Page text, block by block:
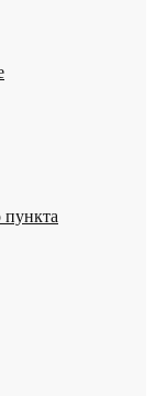
пункта